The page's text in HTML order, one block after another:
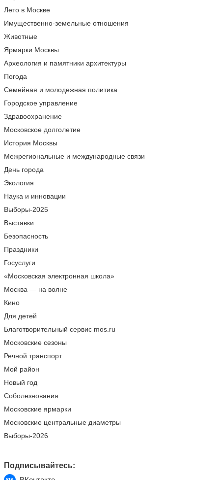
Лето в Москве
Имущественно-земельные отношения
Животные
Ярмарки Москвы
Археология и памятники архитектуры
Погода
Семейная и молодежная политика
Городское управление
Здравоохранение
Московское долголетие
История Москвы
Межрегиональные и международные связи
День города
Экология
Наука и инновации
Выборы-2025
Выставки
Безопасность
Праздники
Госуслуги
«Московская электронная школа»
Москва — на волне
Кино
Для детей
Благотворительный сервис mos.ru
Московские сезоны
Речной транспорт
Мой район
Новый год
Соболезнования
Московские ярмарки
Московские центральные диаметры
Выборы-2026
Подписывайтесь: